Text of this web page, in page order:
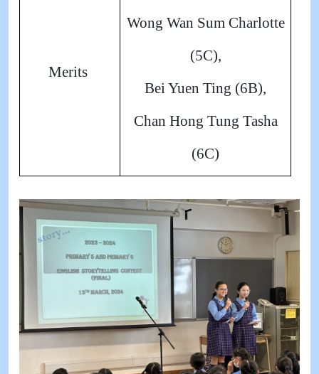
Merits
Wong Wan Sum Charlotte
(5C),
Bei Yuen Ting (6B),
Chan Hong Tung Tasha
(6C)